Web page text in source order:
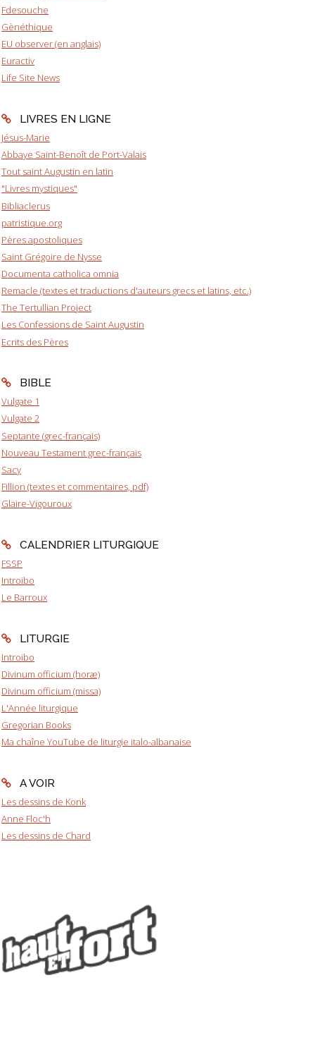
Fdesouche
Gènéthique
EU observer (en anglais)
Euractiv
Life Site News
LIVRES EN LIGNE
Jésus-Marie
Abbaye Saint-Benoît de Port-Valais
Tout saint Augustin en latin
"Livres mystiques"
Bibliaclerus
patristique.org
Pères apostoliques
Saint Grégoire de Nysse
Documenta catholica omnia
Remacle (textes et traductions d'auteurs grecs et latins, etc.)
The Tertullian Project
Les Confessions de Saint Augustin
Ecrits des Pères
BIBLE
Vulgate 1
Vulgate 2
Septante (grec-français)
Nouveau Testament grec-français
Sacy
Fillion (textes et commentaires, pdf)
Glaire-Vigouroux
CALENDRIER LITURGIQUE
FSSP
Introibo
Le Barroux
LITURGIE
Introibo
Divinum officium (horæ)
Divinum officium (missa)
L'Année liturgique
Gregorian Books
Ma chaîne YouTube de liturgie italo-albanaise
A VOIR
Les dessins de Konk
Anne Floc'h
Les dessins de Chard